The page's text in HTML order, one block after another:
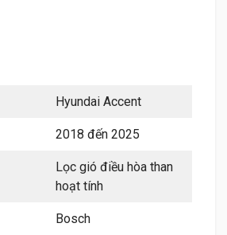
Hyundai Accent
2018 đến 2025
Lọc gió điều hòa than
hoạt tính
Bosch